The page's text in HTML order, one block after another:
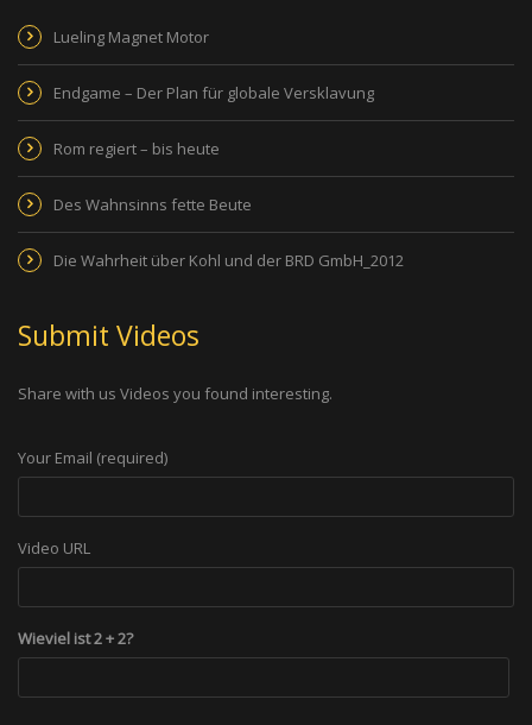
Lueling Magnet Motor
Endgame – Der Plan für globale Versklavung
Rom regiert – bis heute
Des Wahnsinns fette Beute
Die Wahrheit über Kohl und der BRD GmbH_2012
Submit Videos
Share with us Videos you found interesting.
Your Email (required)
Video URL
Wieviel ist 2 + 2?